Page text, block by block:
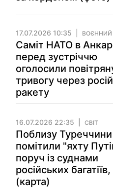
17.07.2026 10:35
Саміт НАТО в
перед зустріччю
оголосили
тривогу через
ракету
16.07.2026 22:35 СВІТ
Поблизу Туреччини
помітили "яхту
поруч із суднами
російських
(карта)